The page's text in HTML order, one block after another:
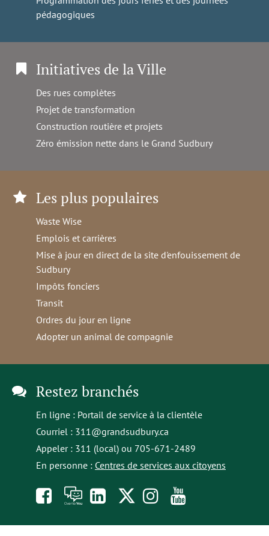
pédagogiques
Initiatives de la Ville
Des rues complètes
Projet de transformation
Construction routière et projets
Zéro émission nette dans le Grand Sudbury
Les plus populaires
Waste Wise
Emplois et carrières
Mise à jour en direct de la site d'enfouissement de
Sudbury
Impôts fonciers
Transit
Ordres du jour en ligne
Adopter un animal de compagnie
Restez branchés
En ligne : Portail de service à la clientèle
Courriel : 311@grandsudbury.ca
Appeler : 311 (local) ou 705-671-2489
En personne : Centres de services aux citoyens
Like
us
À
toi
opens
in
Follow
us
Follow
us to